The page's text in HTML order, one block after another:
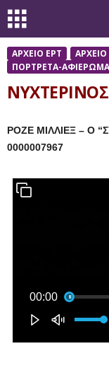
ΑΡΧΕΙΟ ΕΡΤ
ΠΟΡΤΡΕΤΑ-
ΡΟΖΕ ΜΙΛΛΙΕΞ – Ο
0000007967